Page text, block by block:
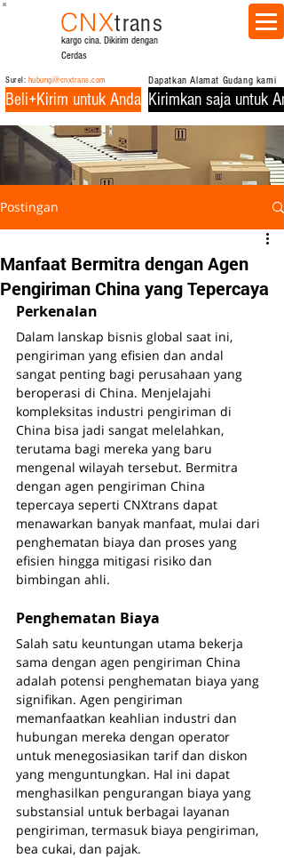
CNXtrans
kargo cina. Dikirim dengan
Cerdas
Surel: hubungi@cnxtrans.com
Beli+Kirim untuk Anda
Dapatkan Alamat Gudang kami
Kirimkan saja untuk
Postingan
Manfaat Bermitra dengan Agen
Pengiriman China yang Tepercaya
Perkenalan
Dalam lanskap bisnis global saat ini,
pengiriman yang efisien dan andal
sangat penting bagi perusahaan yang
beroperasi di China. Menjelajahi
kompleksitas industri pengiriman di
China bisa jadi sangat melelahkan,
terutama bagi mereka yang baru
mengenal wilayah tersebut. Bermitra
dengan agen pengiriman China
tepercaya seperti CNXtrans dapat
menawarkan banyak manfaat, mulai dari
penghematan biaya dan proses yang
efisien hingga mitigasi risiko dan
bimbingan ahli.
Penghematan Biaya
Salah satu keuntungan utama bekerja
sama dengan agen pengiriman China
adalah potensi penghematan biaya yang
signifikan. Agen pengiriman
memanfaatkan keahlian industri dan
hubungan mereka dengan operator
untuk menegosiasikan tarif dan diskon
yang menguntungkan. Hal ini dapat
menghasilkan pengurangan biaya yang
substansial untuk berbagai layanan
pengiriman, termasuk biaya pengiriman,
bea cukai, dan pajak.